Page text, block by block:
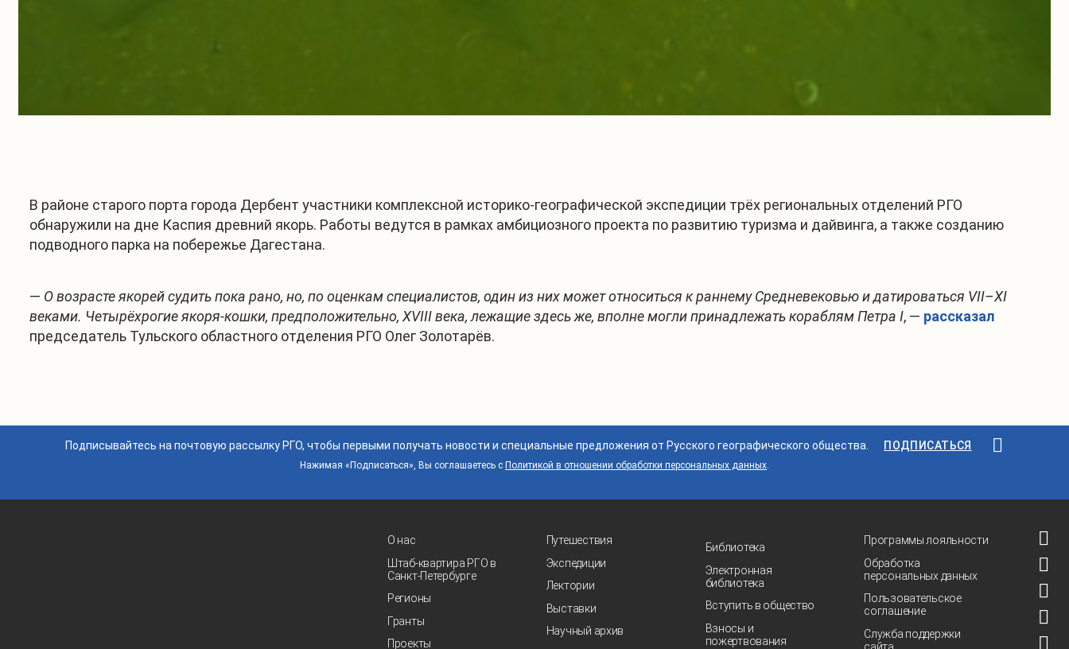
В районе старого порта города Дербент участники комплексной историко-географической экспедиции трёх региональных отделений РГО
обнаружили на дне Каспия древний якорь. Работы ведутся в рамках амбициозного проекта по развитию туризма и дайвинга, а также созданию
подводного парка на побережье Дагестана.
— О возрасте якорей судить пока рано, но, по оценкам специалистов, один из них может относиться к раннему Средневековью и датироваться VII–XI
веками. Четырёхрогие якоря-кошки, предположительно, XVIII века, лежащие здесь же, вполне могли принадлежать кораблям Петра I, — рассказал
председатель Тульского областного отделения РГО Олег Золотарёв.
Подписывайтесь на почтовую рассылку РГО, чтобы первыми получать новости и специальные предложения от Русского географического общества. ПОДПИСАТЬСЯ
Нажимая «Подписаться», Вы соглашаетесь с Политикой в отношении обработки персональных данных.
О нас
Штаб-квартира РГО в
Санкт‑Петербурге
Регионы
Гранты
Проекты
Путешествия
Экспедиции
Лектории
Выставки
Научный архив
Библиотека
Электронная
библиотека
Вступить в общество
Взносы и
пожертвования
Программы лояльности
Обработка
персональных данных
Пользовательское
соглашение
Служба поддержки
сайта